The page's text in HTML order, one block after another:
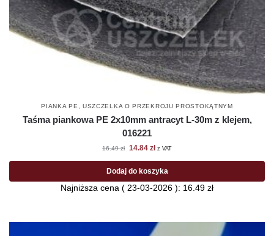
PIANKA PE USZCZELKA O PRZEKROJU PROSTOKĄTNYM
Taśma piankowa PE 2x10mm antracyt L-30m z klejem,
016221
16.49zł 14.84 zł z VAT
Dodaj do koszyka
Najniższa cena ( 23-03-2026 ): 16.49 zł